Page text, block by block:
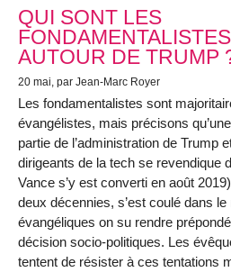
QUI SONT LES
FONDAMENTALISTES
AUTOUR DE TRUMP
20 mai, par Jean-Marc Royer
Les fondamentalistes sont
évangélistes, mais précisons
partie de l’administration de Trump
dirigeants de la tech se revendique
Vance s’y est converti en août
deux décennies, s’est coulé dans
évangéliques on su rendre
décision socio-politiques. Les
tentent de résister à ces tentations